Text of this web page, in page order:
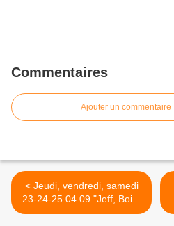
Commentaires
Ajouter un commentaire
< Jeudi, vendredi, samedi
23-24-25 04 09 "Jeff, Bois-
Joli, 2BC"